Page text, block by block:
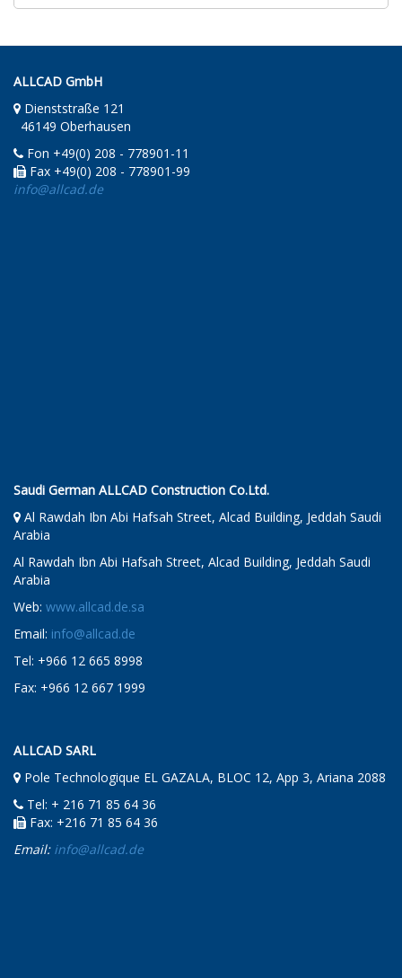
ALLCAD GmbH
Dienststraße 121
46149 Oberhausen
Fon +49(0) 208 - 778901-11
Fax +49(0) 208 - 778901-99
info@allcad.de
Saudi German ALLCAD Construction Co.Ltd.
Al Rawdah Ibn Abi Hafsah Street, Alcad Building, Jeddah Saudi
Arabia
Al Rawdah Ibn Abi Hafsah Street, Alcad Building, Jeddah Saudi
Arabia
Web: www.allcad.de.sa
Email: info@allcad.de
Tel: +966 12 665 8998
Fax: +966 12 667 1999
ALLCAD SARL
Pole Technologique EL GAZALA, BLOC 12, App 3, Ariana 2088
Tel: + 216 71 85 64 36
Fax: +216 71 85 64 36
Email: info@allcad.de